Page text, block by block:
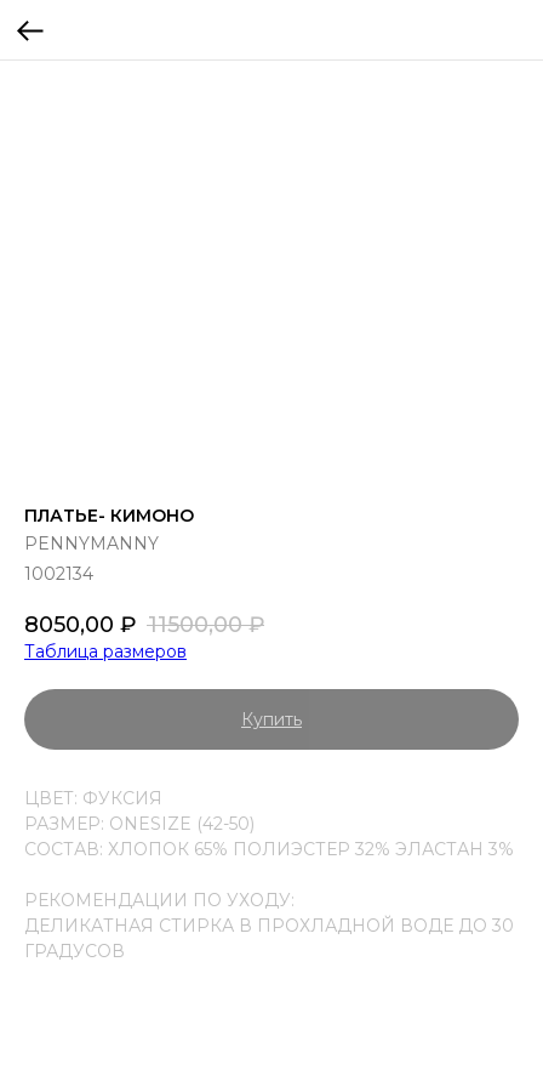
ПЛАТЬЕ- КИМОНО
PENNYMANNY
1002134
8050,00 ₽ 11500,00 ₽
Таблица размеров
Купить
ЦВЕТ: ФУКСИЯ
РАЗМЕР: ONESIZE (42-50)
СОСТАВ: ХЛОПОК 65% ПОЛИЭСТЕР 32% ЭЛАСТАН 3%
РЕКОМЕНДАЦИИ ПО УХОДУ:
ДЕЛИКАТНАЯ СТИРКА В ПРОХЛАДНОЙ ВОДЕ ДО 30
ГРАДУСОВ